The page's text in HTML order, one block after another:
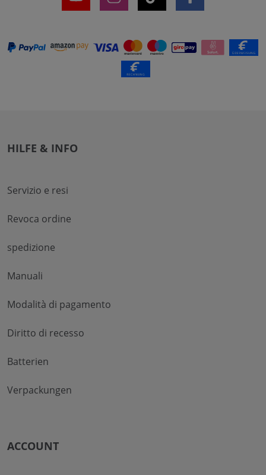
HILFE & INFO
Servizio e resi
Revoca ordine
spedizione
Manuali
Modalità di pagamento
Diritto di recesso
Batterien
Verpackungen
ACCOUNT